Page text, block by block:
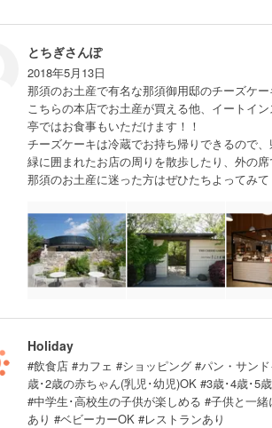
とちぎさんぽ
2018年5月13日
那須のお土産で有名な那須御用邸のチーズケー
こちらの本店でお土産が買える他、イートイ
亭ではお食事もいただけます！！
チーズケーキは冷蔵でお持ち帰りできるので
緑に囲まれたお店の周りを散歩したり、外の
那須のお土産に迷った方はぜひたちよってみ
Holiday
#飲食店 #カフェ #ショッピング #パン・サン
歳･2歳の赤ちゃん(乳児･幼児)OK #3歳･4歳･5
#中学生･高校生の子供が楽しめる #子供と一
あり #ベビーカーOK #レストランあり